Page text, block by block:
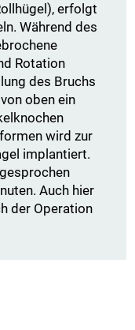
erfolgt
Während des
Rotation
des Bruchs
oben ein
wird zur
implantiert.
Auch hier
der Operation